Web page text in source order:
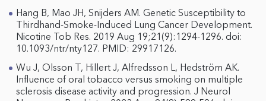
Hang B, Mao JH, Snijders AM. Genetic Susceptibility to
Thirdhand-Smoke-Induced Lung Cancer Development.
Nicotine Tob Res. 2019 Aug 19;21(9):1294-1296. doi:
10.1093/ntr/nty127. PMID: 29917126.
Wu J, Olsson T, Hillert J, Alfredsson L, Hedström AK.
Influence of oral tobacco versus smoking on multiple
sclerosis disease activity and progression. J Neurol